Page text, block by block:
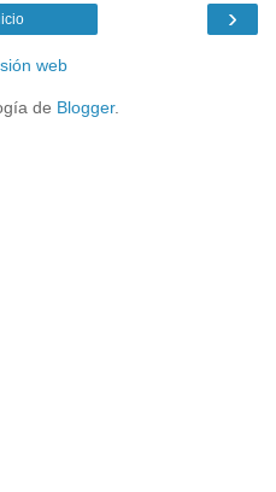
›
web
de Blogger.